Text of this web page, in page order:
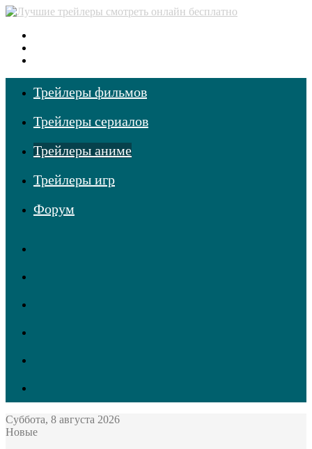
Трейлеры фильмов
Трейлеры сериалов
Трейлеры аниме
Трейлеры игр
Форум
Суббота, 8 августа 2026
Новые